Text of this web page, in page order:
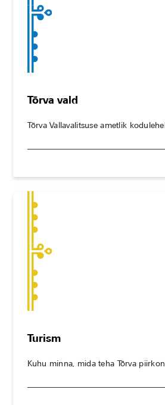
Tõrva vald
Tõrva Vallavalitsuse ametlik
Turism
Kuhu minna, mida teha Tõrva